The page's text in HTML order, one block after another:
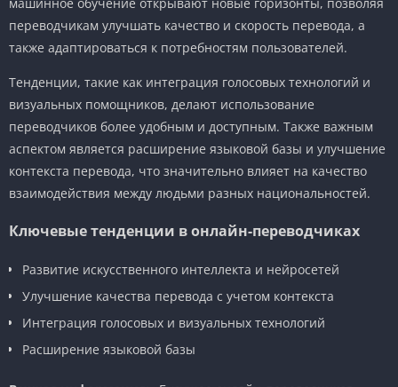
переводчикам улучшать качество и скорость перевода, а
также адаптироваться к потребностям пользователей.
Тенденции, такие как интеграция голосовых технологий и
визуальных помощников, делают использование
переводчиков более удобным и доступным. Также важным
аспектом является расширение языковой базы и улучшение
контекста перевода, что значительно влияет на качество
взаимодействия между людьми разных национальностей.
Ключевые тенденции в онлайн-переводчиках
Развитие искусственного интеллекта и нейросетей
Улучшение качества перевода с учетом контекста
Интеграция голосовых и визуальных технологий
Расширение языковой базы